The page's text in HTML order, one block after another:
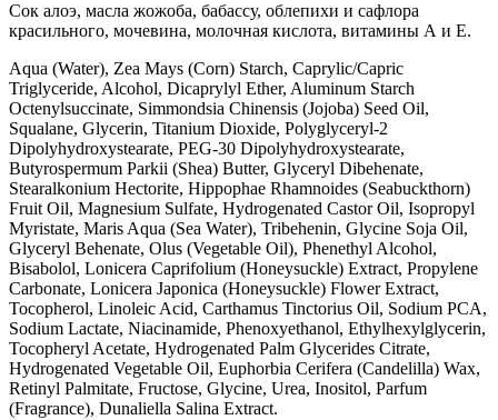
Сок алоэ, масла жожоба, бабассу, облепихи и сафлора
красильного, мочевина, молочная кислота, витамины А и Е.
Aqua (Water), Zea Mays (Corn) Starch, Caprylic/Capric
Triglyceride, Alcohol, Dicaprylyl Ether, Aluminum Starch
Octenylsuccinate, Simmondsia Chinensis (Jojoba) Seed Oil,
Squalane, Glycerin, Titanium Dioxide, Polyglyceryl-2
Dipolyhydroxystearate, PEG-30 Dipolyhydroxystearate,
Butyrospermum Parkii (Shea) Butter, Glyceryl Dibehenate,
Stearalkonium Hectorite, Hippophae Rhamnoides (Seabuckthorn)
Fruit Oil, Magnesium Sulfate, Hydrogenated Castor Oil, Isopropyl
Myristate, Maris Aqua (Sea Water), Tribehenin, Glycine Soja Oil,
Glyceryl Behenate, Olus (Vegetable Oil), Phenethyl Alcohol,
Bisabolol, Lonicera Caprifolium (Honeysuckle) Extract, Propylene
Carbonate, Lonicera Japonica (Honeysuckle) Flower Extract,
Tocopherol, Linoleic Acid, Carthamus Tinctorius Oil, Sodium PCA,
Sodium Lactate, Niacinamide, Phenoxyethanol, Ethylhexylglycerin,
Tocopheryl Acetate, Hydrogenated Palm Glycerides Citrate,
Hydrogenated Vegetable Oil, Euphorbia Cerifera (Candelilla) Wax,
Retinyl Palmitate, Fructose, Glycine, Urea, Inositol, Parfum
(Fragrance), Dunaliella Salina Extract.